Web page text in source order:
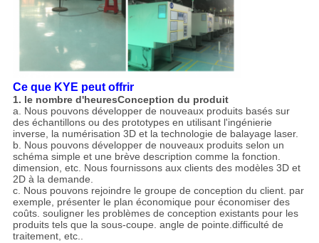
Ce que KYE peut offrir
1. le nombre d'heuresConception du produit
a. Nous pouvons développer de nouveaux produits basés sur
des échantillons ou des prototypes en utilisant l'ingénierie
inverse, la numérisation 3D et la technologie de balayage laser.
b. Nous pouvons développer de nouveaux produits selon un
schéma simple et une brève description comme la fonction.
dimension, etc. Nous fournissons aux clients des modèles 3D et
2D à la demande.
c. Nous pouvons rejoindre le groupe de conception du client. par
exemple, présenter le plan économique pour économiser des
coûts. souligner les problèmes de conception existants pour les
produits tels que la sous-coupe. angle de pointe.difficulté de
traitement, etc..